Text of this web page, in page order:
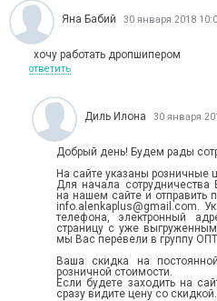
Яна Бабий 30 января 2018
хочу работать дропшипером
ответить
Диль Илона 30 января
Добрый день! Будем рады
На сайте указаны розничные
Для начала сотрудничества
на нашем сайте и отправить
info.alenkaplus@gmail.com.
телефона, электронный
страницу с уже
мы Вас перевели в группу
Ваша скидка на
розничной стоимости.
Если будете заходить на
сразу видите цену со скидкой.